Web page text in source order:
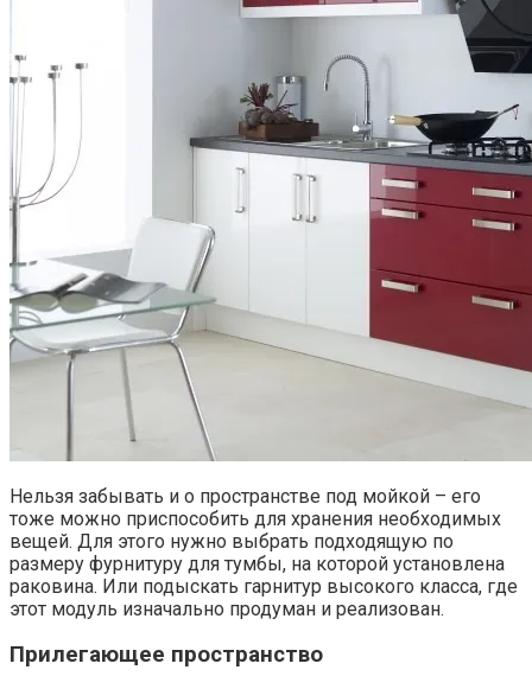
Нельзя забывать и о пространстве под мойкой – его
тоже можно приспособить для хранения необходимых
вещей. Для этого нужно выбрать подходящую по
размеру фурнитуру для тумбы, на которой установлена
раковина. Или подыскать гарнитур высокого класса, где
этот модуль изначально продуман и реализован.
Прилегающее пространство